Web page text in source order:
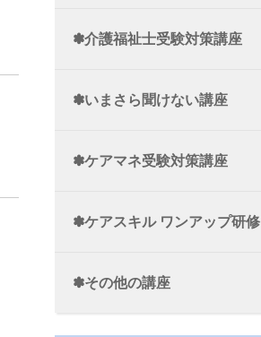
✽介護福祉士受験対策講座
✽いまさら聞けない講座
✽ケアマネ受験対策講座
✽ケアスキル ワンアップ研修
✽その他の講座